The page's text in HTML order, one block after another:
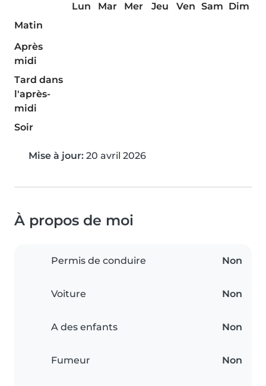
Lun Mar Mer Jeu Ven Sam Dim
Matin
Après
midi
Tard dans
l'après-
midi
Soir
Mise à jour: 20 avril 2026
À propos de moi
Permis de conduire Non
Voiture Non
A des enfants Non
Fumeur Non